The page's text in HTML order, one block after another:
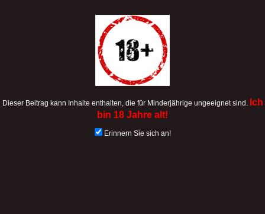
Dieser Beitrag kann Inhalte enthalten, die für Minderjährige ungeeignet sind. Ich
bin 18 Jahre alt!
Erinnern Sie sich an!